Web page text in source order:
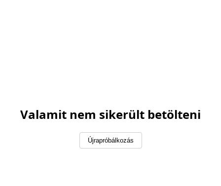
Valamit nem sikerült betölteni
Újrapróbálkozás